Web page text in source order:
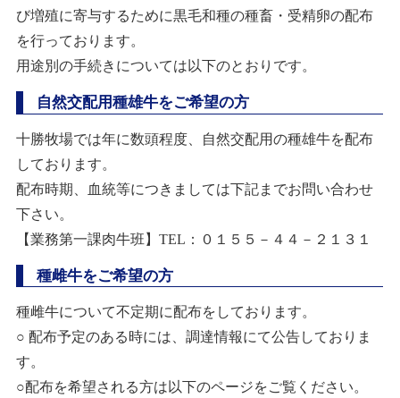
び増殖に寄与するために黒毛和種の種畜・受精卵の配布
を行っております。
用途別の手続きについては以下のとおりです。
自然交配用種雄牛をご希望の方
十勝牧場では年に数頭程度、自然交配用の種雄牛を配布
しております。
配布時期、血統等につきましては下記までお問い合わせ
下さい。
【業務第一課肉牛班】TEL ：０１５５－４４－２１３１
種雌牛をご希望の方
種雌牛について不定期に配布をしております。
○ 配布予定のある時には、調達情報にて公告しておりま
す。
○配布を希望される方は以下のページをご覧ください。